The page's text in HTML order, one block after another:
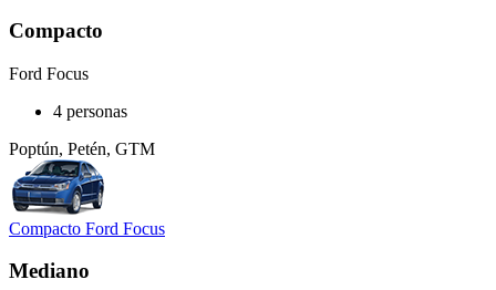
Compacto
Ford Focus
4 personas
Poptún, Petén, GTM
Compacto Ford Focus
Mediano